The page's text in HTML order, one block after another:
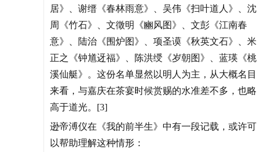
居》、谢缙《春林雨意》、吴伟《扫叶道人》、沈
周《竹石》、文徵明《豳风图》、文彭《江南春
意》、陆治《围炉图》、项圣谟《秋英文石》、米
正之《钟馗迓福》、陈洪绶《岁朝图》、蓝瑛《桃
溪仙艇》。这份名单显然以明人为主，从大概名目
来看，与嘉庆在茶宴时候赏赐的水准差不多，也略
高于道光。[3]
逊帝溥仪在《我的前半生》中有一段记载，或许可
以帮助理解这种情形：